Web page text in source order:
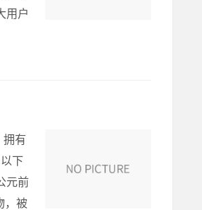
用户
拥有
下
元前
，被